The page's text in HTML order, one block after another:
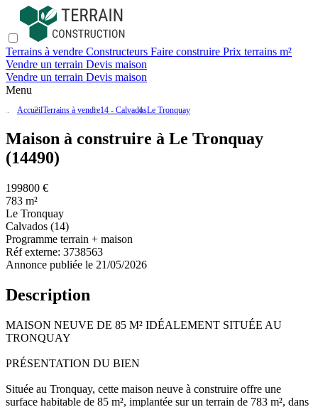
Terrains à vendre Constructeurs Faire construire Prix terrains m²
Vendre un terrain Devis maison
Vendre un terrain Devis maison
Menu
AccueilTerrains à vendre14 - CalvadosLe Tronquay
Maison à construire à Le Tronquay
(14490)
199800 €
783 m²
Le Tronquay
Calvados (14)
Programme terrain + maison
Réf externe: 3738563
Annonce publiée le 21/05/2026
Description
MAISON NEUVE DE 85 M² IDÉALEMENT SITUÉE AU
TRONQUAY
PRÉSENTATION DU BIEN
Située au Tronquay, cette maison neuve à construire offre une
surface habitable de 85 m², implantée sur un terrain de 783 m², dans